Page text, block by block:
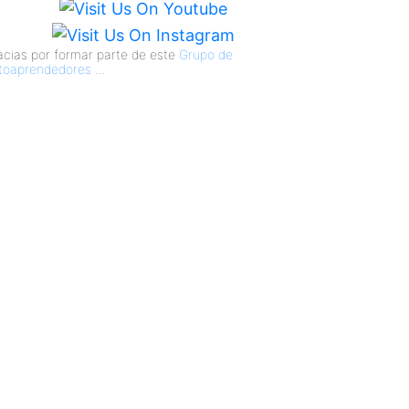
por formar parte de este Grupo de